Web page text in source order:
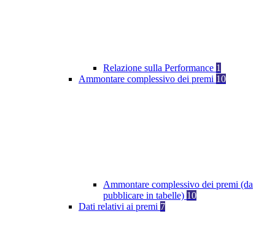
Relazione sulla Performance 1
Ammontare complessivo dei premi 10
Ammontare complessivo dei premi (da
pubblicare in tabelle) 10
Dati relativi ai premi 7